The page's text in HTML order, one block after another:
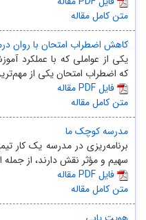
متن کامل مقاله
کاهش اضطراب امتحان با روان
یکی از عواملی که با عملکرد
که اضطراب امتحان یکی از
مقاله PDF فایل
متن کامل مقاله
مدرسه کوچک ما
برنامه‌ریزی در مدرسه یک کار
سهیم و مؤثر نقش دارند، از جمله
مقاله PDF فایل
متن کامل مقاله